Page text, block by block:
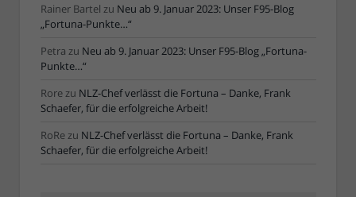
Rainer Bartel zu Neu ab 9. Januar 2023: Unser F95-Blog
„Fortuna-Punkte…“
Petra zu Neu ab 9. Januar 2023: Unser F95-Blog „Fortuna-
Punkte…“
Rorezu NLZ-Chef verlässt die Fortuna – Danke, Frank
Schaefer, für die erfolgreiche Arbeit!
RoRezu NLZ-Chef verlässt die Fortuna – Danke, Frank
Schaefer, für die erfolgreiche Arbeit!